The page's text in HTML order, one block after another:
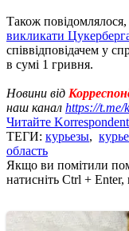
Також
викликати
співвідповідачем у
в сумі 1 гривня.
Новини від
наш канал https://t.me/
Читайте
ТЕГИ: курьезы,
область
Якщо ви помітили
натисніть Ctrl +